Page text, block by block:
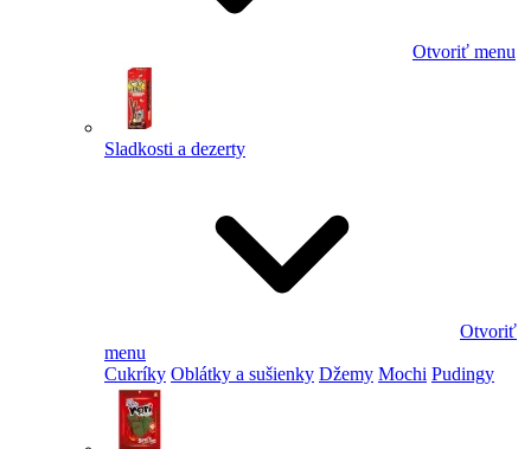
Otvoriť menu
Sladkosti a dezerty
Otvoriť
menu
Cukríky Oblátky a sušienky Džemy Mochi Pudingy